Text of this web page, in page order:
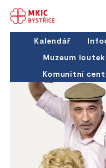
Kalendář
Muzeum loutek
Komunitní